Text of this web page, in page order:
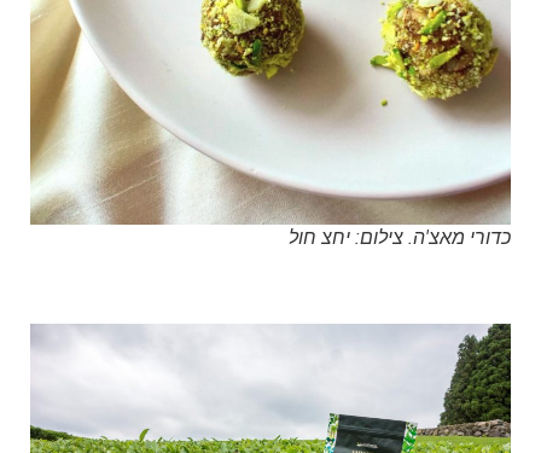
כדורי מאצ'ה. צילום: יחצ חול